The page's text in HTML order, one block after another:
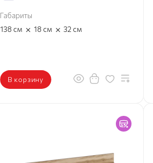
Габариты
138 см × 18 см × 32 см
В корзину